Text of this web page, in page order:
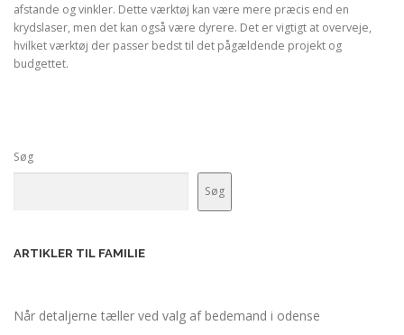
afstande og vinkler. Dette værktøj kan være mere præcis end en
krydslaser, men det kan også være dyrere. Det er vigtigt at overveje,
hvilket værktøj der passer bedst til det pågældende projekt og
budgettet.
Søg
Søg
ARTIKLER TIL FAMILIE
Når detaljerne tæller ved valg af bedemand i odense